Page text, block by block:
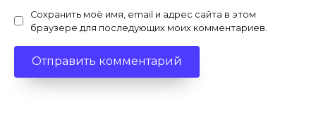
Сохранить моё имя, email и адрес сайта в этом
браузере для последующих моих комментариев.